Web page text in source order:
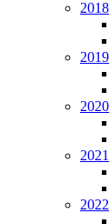
2018
2019
2020
2021
2022